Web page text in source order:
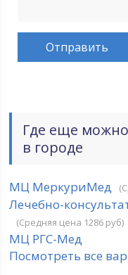
Где еще
в городе
МЦ МеркуриМед
Лечебно-
(Средняя цена 1286 руб)
МЦ РГС-Мед
Посмотреть все